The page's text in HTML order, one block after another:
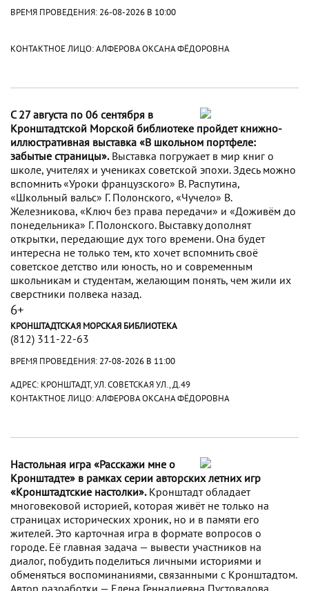
ВРЕМЯ ПРОВЕДЕНИЯ: 26-08-2026 В 10:00
КОНТАКТНОЕ ЛИЦО: АЛФЕРОВА ОКСАНА ФЁДОРОВНА
С 27 августа по 06 сентября в
Кронштадтской Морской библиотеке пройдет книжно-
иллюстративная выставка «В школьном портфеле:
забытые страницы».Выставка погружает в мир книг о
школе, учителях и учениках советской эпохи. Здесь можно
вспомнить «Уроки французского» В. Распутина,
«Школьный вальс» Г. Полонского, «Чучело» В.
Железникова, «Ключ без права передачи» и «Доживём до
понедельника» Г. Полонского. Выставку дополнят
открытки, передающие дух того времени. Она будет
интересна не только тем, кто хочет вспомнить своё
советское детство или юность, но и современным
школьникам и студентам, желающим понять, чем жили их
сверстники полвека назад.
6+
КРОНШТАДТСКАЯ МОРСКАЯ БИБЛИОТЕКА
(812) 311-22-63
ВРЕМЯ ПРОВЕДЕНИЯ:27-08-2026 В 11:00
АДРЕС: КРОНШТАДТ, УЛ. СОВЕТСКАЯ УЛ., Д.49
КОНТАКТНОЕ ЛИЦО: АЛФЕРОВА ОКСАНА ФЁДОРОВНА
Настольная игра «Расскажи мне о
Кронштадте» в рамках серии авторских летних игр
«Кронштадтские настолки».Кронштадт обладает
многовековой историей, которая живёт не только на
страницах исторических хроник, но и в памяти его
жителей. Это карточная игра в формате вопросов о
городе. Её главная задача — вывести участников на
диалог, побудить поделиться личными историями и
обменяться воспоминаниями, связанными с Кронштадтом.
Автор разработки — Елена Геннадиевна Пустовалова,